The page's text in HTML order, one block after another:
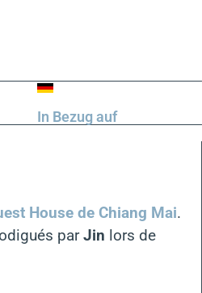
In Bezug auf
House de Chiang Mai.
parJin lors de